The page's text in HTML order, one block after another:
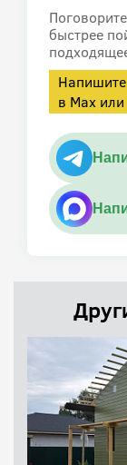
быстрее
в Max